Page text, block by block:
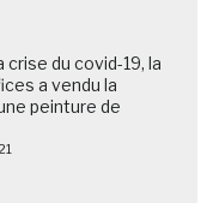
crise du covid-19, la
a vendu la
peinture de